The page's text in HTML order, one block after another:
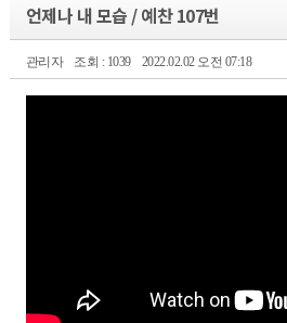
언제나 내 모습 / 예찬 107번
관리자 조회 : 1039 2022.02.02 오전 07:18